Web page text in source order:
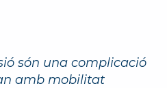
són una complicació
amb mobilitat